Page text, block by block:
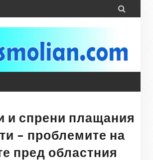

и спрени плащания
– проблемите на
пред областния